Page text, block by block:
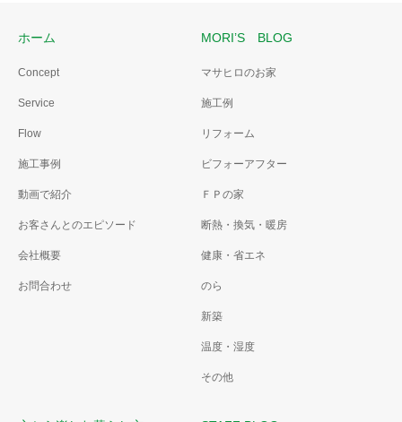
ホーム
Concept
Service
Flow
施工事例
動画で紹介
お客さんとのエピソード
会社概要
お問合わせ
MORI’S BLOG
マサヒロのお家
施工例
リフォーム
ビフォーアフター
ＦＰの家
断熱・換気・暖房
健康・省エネ
のら
新築
温度・湿度
その他